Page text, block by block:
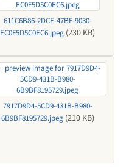
611C6B86-2DCE-47BF-9030-
EC0F5D5C0EC6.jpeg (230 KB)
7917D9D4-5CD9-431B-B980-
6B9BF8195729.jpeg(210 KB)